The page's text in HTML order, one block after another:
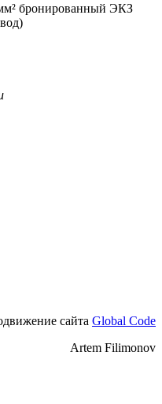
бронированный ЭКЗ
сайта Global Code
Artem Filimonov